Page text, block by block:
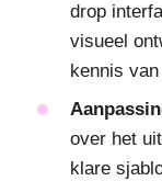
drop
visueel
kennis
over het
klare